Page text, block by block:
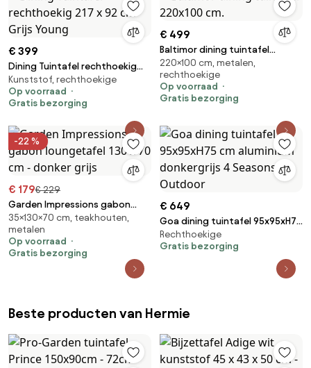
€ 399
Dining Tuintafel rechthoekig
217 x 92 cm Grijs Young
Kunststof, rechthoekige
Op voorraad
Gratis bezorging
€ 499
Baltimor dining tuintafel
220x100 cm.
220×100 cm, metalen,
rechthoekige
Op voorraad
Gratis bezorging
-22 %
€ 179€ 229
Garden Impressions gabon
loungetafel 130 x 70 cm -
donker grijs
35×130×70 cm, teakhouten,
metalen
Op voorraad
Gratis bezorging
€ 649
Goa dining tuintafel 95x95xH75
cm aluminium donkergrijs 4
Seasons Outdoor
Rechthoekige
Gratis bezorging
Beste producten van Hermie